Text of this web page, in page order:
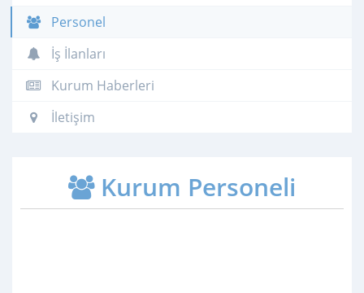
Personel
İş İlanları
Kurum Haberleri
İletişim
Kurum Personeli